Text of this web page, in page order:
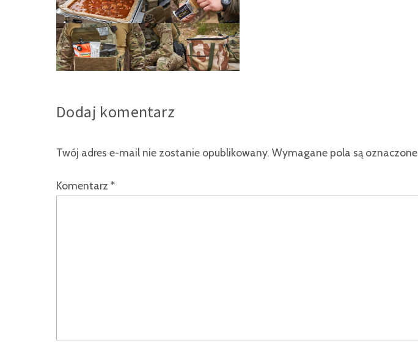
Dodaj komentarz
Twój adres e-mail nie zostanie opublikowany. Wymagane pola są oznaczone
Komentarz *